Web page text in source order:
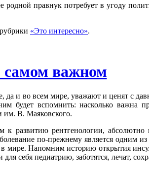
правнук потребует в угоду
«Это интересно».
важном
да и во всем мире, уважают и ценят с
будет вспомнить: насколько важна
им. В. Маяковского.
развитию рентгенологии,
по-прежнему является одним
мире. Напомним историю открытия
себя педиатрию, заботятся, лечат,